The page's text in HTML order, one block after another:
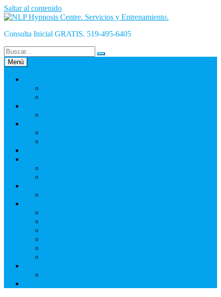
Saltar al contenido
Consulta Inicial GRATIS. 519-495-6405
Menú